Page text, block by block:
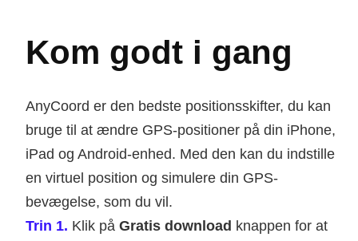
Kom godt i gang
AnyCoord er den bedste positionsskifter, du kan
bruge til at ændre GPS-positioner på din iPhone,
iPad og Android-enhed. Med den kan du indstille
en virtuel position og simulere din GPS-
bevægelse, som du vil.
Trin 1. Klik på Gratis download knappen for at